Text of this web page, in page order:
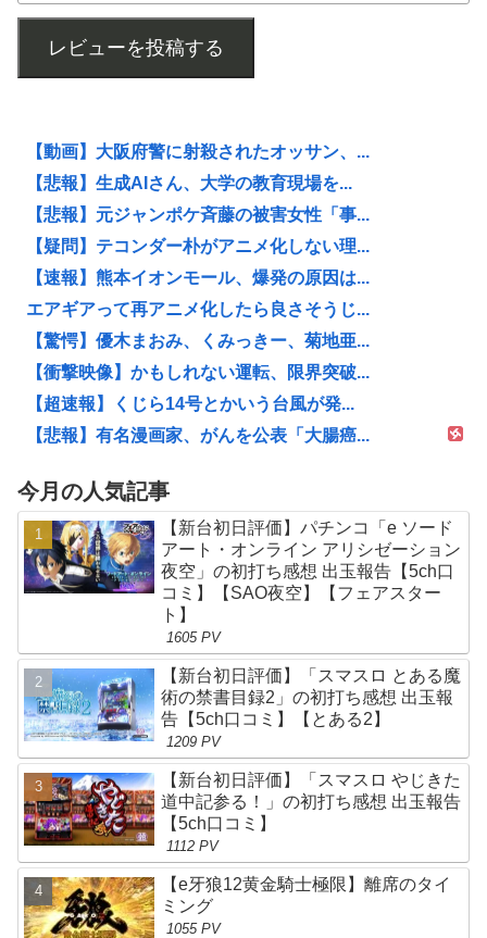
レビューを投稿する
【動画】大阪府警に射殺されたオッサン、...
【悲報】生成AIさん、大学の教育現場を...
【悲報】元ジャンポケ斉藤の被害女性「事...
【疑問】テコンダー朴がアニメ化しない理...
【速報】熊本イオンモール、爆発の原因は...
エアギアって再アニメ化したら良さそうじ...
【驚愕】優木まおみ、くみっきー、菊地亜...
【衝撃映像】かもしれない運転、限界突破...
【超速報】くじら14号とかいう台風が発...
【悲報】有名漫画家、がんを公表「大腸癌...
今月の人気記事
【新台初日評価】パチンコ「e ソード
アート・オンライン アリシゼーション
夜空」の初打ち感想 出玉報告【5ch口
コミ】【SAO夜空】【フェアスター
ト】
1605 PV
【新台初日評価】「スマスロ とある魔
術の禁書目録2」の初打ち感想 出玉報
告【5ch口コミ】【とある2】
1209 PV
【新台初日評価】「スマスロ やじきた
道中記参る！」の初打ち感想 出玉報告
【5ch口コミ】
1112 PV
【e牙狼12黄金騎士極限】離席のタイ
ミング
1055 PV